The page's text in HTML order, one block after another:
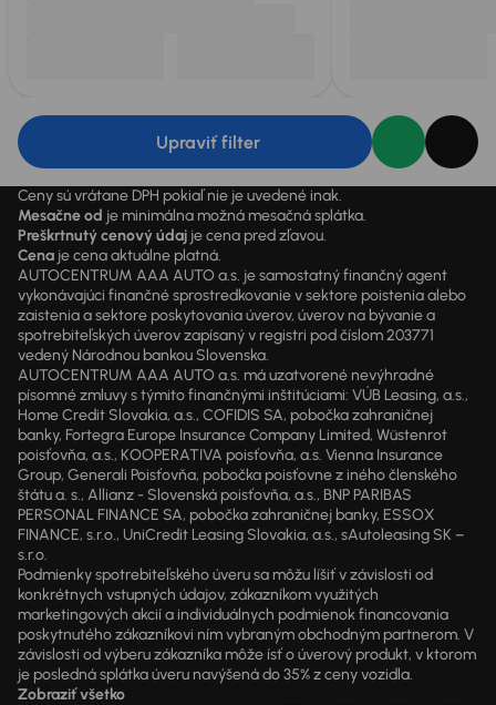
Upraviť filter
Ceny sú vrátane DPH pokiaľ nie je uvedené inak.
Mesačne od je minimálna možná mesačná splátka.
Preškrtnutý cenový údaj je cena pred zľavou.
Cena je cena aktuálne platná.
AUTOCENTRUM AAA AUTO a.s. je samostatný finančný agent
vykonávajúci finančné sprostredkovanie v sektore poistenia alebo
zaistenia a sektore poskytovania úverov, úverov na bývanie a
spotrebiteľských úverov zapísaný v registri pod číslom 203771
vedený Národnou bankou Slovenska.
AUTOCENTRUM AAA AUTO a.s. má uzatvorené nevýhradné
písomné zmluvy s týmito finančnými inštitúciami: VÚB Leasing, a.s.,
Home Credit Slovakia, a.s., COFIDIS SA, pobočka zahraničnej
banky, Fortegra Europe Insurance Company Limited, Wüstenrot
poisťovňa, a.s., KOOPERATIVA poisťovňa, a.s. Vienna Insurance
Group, Generali Poisťovňa, pobočka poisťovne z iného členského
štátu a. s., Allianz - Slovenská poisťovňa, a.s., BNP PARIBAS
PERSONAL FINANCE SA, pobočka zahraničnej banky, ESSOX
FINANCE, s.r.o., UniCredit Leasing Slovakia, a.s., sAutoleasing SK –
s.r.o.
Podmienky spotrebiteľského úveru sa môžu líšiť v závislosti od
konkrétnych vstupných údajov, zákazníkom využitých
marketingových akcií a individuálnych podmienok financovania
poskytnutého zákazníkovi ním vybraným obchodným partnerom. V
závislosti od výberu zákazníka môže ísť o úverový produkt, v ktorom
je posledná splátka úveru navýšená do 35% z ceny vozidla.
Zobraziť všetko